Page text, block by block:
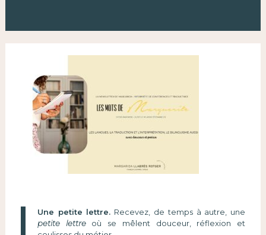
Une petite lettre. Recevez, de temps à autre, une
petite lettreoù se mêlent douceur, réflexion et